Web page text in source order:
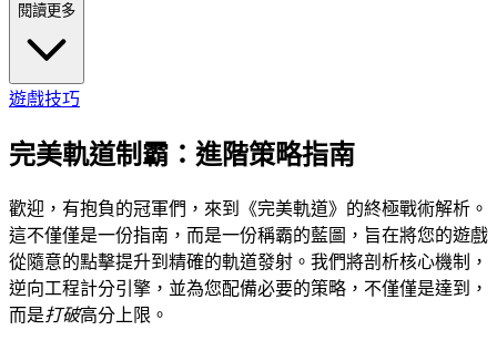
閱讀更多
遊戲技巧
完美軌道制霸：進階策略指南
歡迎，有抱負的冠軍們，來到《完美軌道》的終極戰術解析。
這不僅僅是一份指南，而是一份稱霸的藍圖，旨在將您的遊戲
從隨意的點擊提升到精確的軌道發射。我們將剖析核心機制，
逆向工程計分引擎，並為您配備必要的策略，不僅僅是達到，
而是打破高分上限。